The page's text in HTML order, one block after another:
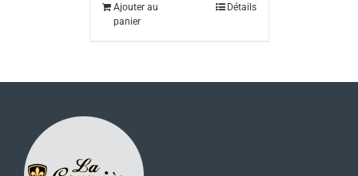
Ajouter au
panier
Détails